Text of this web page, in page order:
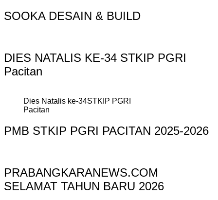
SOOKA DESAIN & BUILD
DIES NATALIS KE-34 STKIP PGRI
Pacitan
Dies Natalis ke-34STKIP PGRI
Pacitan
PMB STKIP PGRI PACITAN 2025-2026
PRABANGKARANEWS.COM
SELAMAT TAHUN BARU 2026